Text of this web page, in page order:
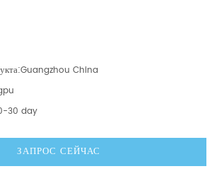
Guangzhou China
30 day
ЗАПРОС СЕЙЧАС